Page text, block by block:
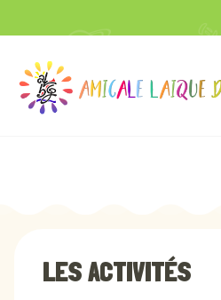
LES ACTIVITÉS